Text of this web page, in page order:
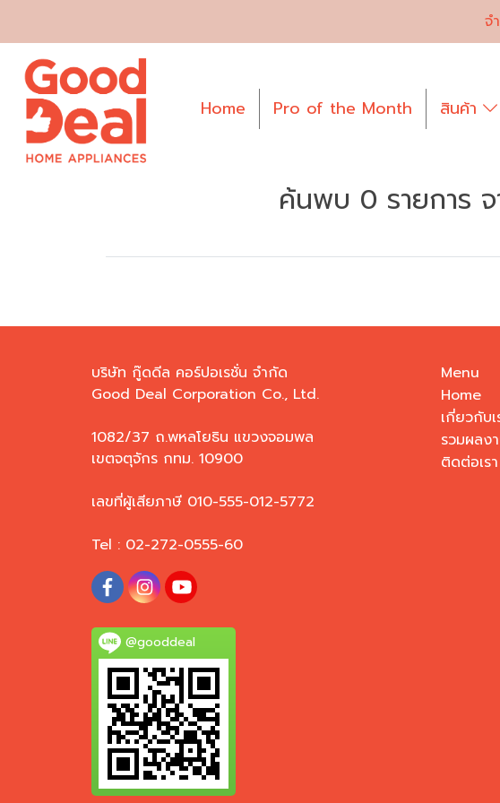
จ
Home Pro of the Month สินค้า
ค้นพบ 0 รายการ
บริษัท กู๊ดดีล คอร์ปอเรชั่น จำกัด
Good Deal Corporation Co., Ltd.
1082/37 ถ.พหลโยธิน แขวงจอมพล
เขตจตุจักร กทม. 10900
เลขที่ผู้เสียภาษี 010-555-012-5772
Tel : 02-272-0555-60
@gooddeal
Menu
Home
เกี่ยวกับเ
รวมผลง
ติดต่อเรา